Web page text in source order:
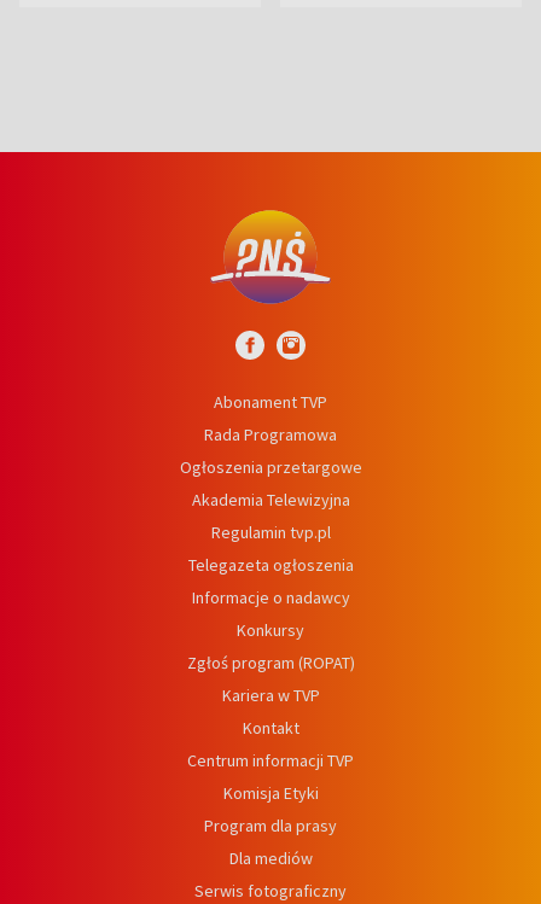
Abonament TVP
Rada Programowa
Ogłoszenia przetargowe
Akademia Telewizyjna
Regulamin tvp.pl
Telegazeta ogłoszenia
Informacje o nadawcy
Konkursy
Zgłoś program (ROPAT)
Kariera w TVP
Kontakt
Centrum informacji TVP
Komisja Etyki
Program dla prasy
Dla mediów
Serwis fotograficzny